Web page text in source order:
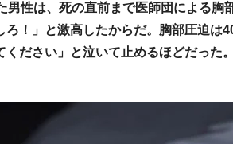
男性は、死の直前まで医師団による胸
ろ！」と激高したからだ。胸部圧迫は
ください」と泣いて止めるほどだった